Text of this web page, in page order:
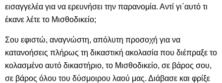
εισαγγελέα για να ερευνήσει την παρανομία. Αντί γι΄αυτό τι
έκανε λέτε το Μισθοδικείο;
Σου εφιστώ, αναγνώστη, απόλυτη προσοχή για να
κατανοήσεις πλήρως τη δικαστική ακολασία που διέπραξε το
κολασμένο αυτό δικαστήριο, το Μισθοδικείο, σε βάρος σου,
σε βάρος όλου του δύσμοιρου λαού μας. Διάβασε και φρίξε